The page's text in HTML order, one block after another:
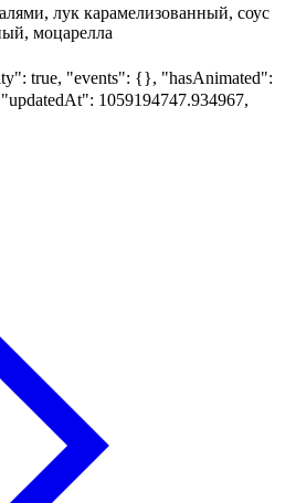
лук карамелизованный, соус
моцарелла
true, "events": {}, "hasAnimated":
1059194747.934967,